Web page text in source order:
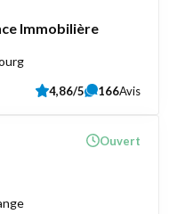
Immobilière
4,86/5 166Avis
Ouvert